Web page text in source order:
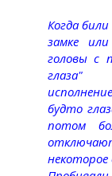
Когда
замке
головы с
глаза"
будто
потом